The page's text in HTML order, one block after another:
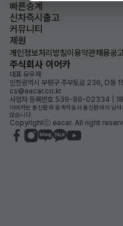
빠른승계
신차즉시출고
커뮤니티
제원
개인정보처리방침이용약관채용공
주식회사 이어카
대표 유우재
인천광역시 부평구 주부토로 236, D동
cs@eacar.co.kr
사업자 등록번호 539-88-02334 |
이어카는 통신판매 중개자로서 통신판매의 당
않습니다.
Copyrightⓒ eacar. All right